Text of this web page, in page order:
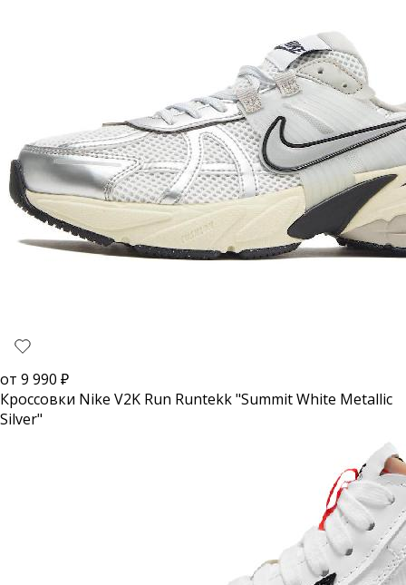
от 9 990 ₽
Кроссовки Nike V2K Run Runtekk "Summit White Metallic
Silver"